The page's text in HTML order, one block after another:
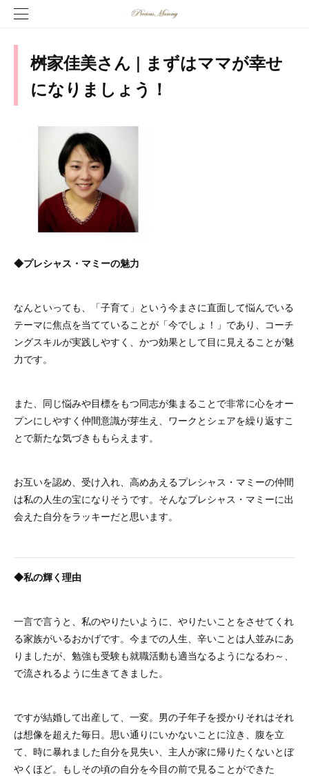
桝家佳美さん | まずはママが幸せ
になりましょう！
◆プレシャス・マミーの魅力
なんといっても、「子育て」という今まさに直面して悩んでいる
テーマに焦点を当てていることが「今でしょ！」であり、コーチ
ングスキルが実践しやすく、かつ効果として目に見えることが魅
力です。
また、同じ悩みや目標をもつ同志が集まることで非常に心をオー
プンにしやすく仲間意識が芽生え、ワークとシェアを繰り返すこ
とで新たな気づきももらえます。
お互いを認め、受け入れ、高めあえるプレシャス・マミーの仲間
は私の人生の宝になりそうです。そんなプレシャス・マミーに出
会えた自分をラッキーだと思います。
◆私の輝く理由
一言で言うと、私のやりたいように、やりたいことをさせてくれ
る家族がいるおかげです。今までの人生、辛いことは人並みにあ
りましたが、勉強も受験も就職活動も適当なるようになるわ～、
で流されるように生きてきました。
ですが結婚して出産して、一変。男の子年子を授かりそれはそれ
は想像を超えた毎日。思い通りにいかないことに泣き、腹を立
て、時に暴れました自分を見失い、主人が家に帰りたくないとぼ
やくほど。もしその頃の自分を今目の前で見ることができた